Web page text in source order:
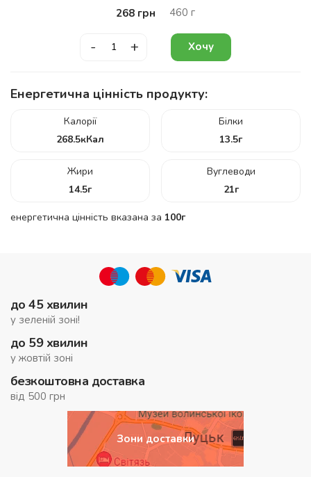
268 грн 460 г
- + Хочу
Енергетична цінність продукту:
Калорії
268.5кКал
Білки
13.5г
Жири
14.5г
Вуглеводи
21г
енергетична цінність вказана за 100г
до 45 хвилин
у зеленій зоні!
до 59 хвилин
у жовтій зоні
безкоштовна доставка
від 500 грн
Зони доставки